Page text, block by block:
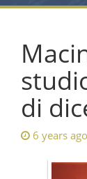
di
6 years ago